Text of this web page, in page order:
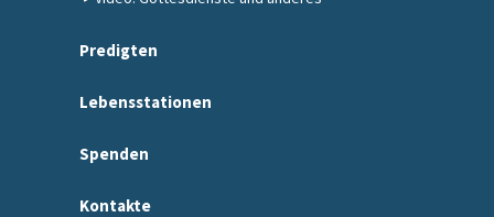
Predigten
Lebensstationen
Spenden
Kontakte